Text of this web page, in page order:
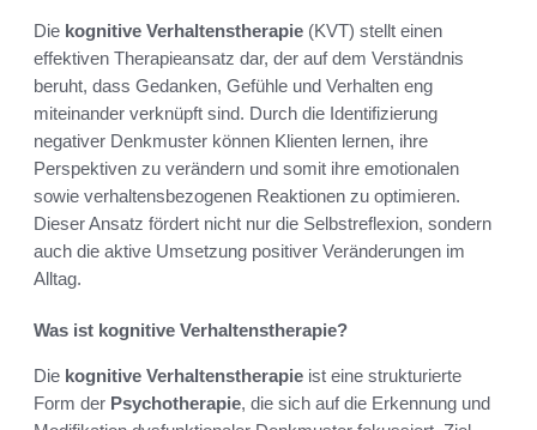
Die kognitive Verhaltenstherapie (KVT) stellt einen
effektiven Therapieansatz dar, der auf dem Verständnis
beruht, dass Gedanken, Gefühle und Verhalten eng
miteinander verknüpft sind. Durch die Identifizierung
negativer Denkmuster können Klienten lernen, ihre
Perspektiven zu verändern und somit ihre emotionalen
sowie verhaltensbezogenen Reaktionen zu optimieren.
Dieser Ansatz fördert nicht nur die Selbstreflexion, sondern
auch die aktive Umsetzung positiver Veränderungen im
Alltag.
Was ist kognitive Verhaltenstherapie?
Die kognitive Verhaltenstherapie ist eine strukturierte
Form der Psychotherapie, die sich auf die Erkennung und